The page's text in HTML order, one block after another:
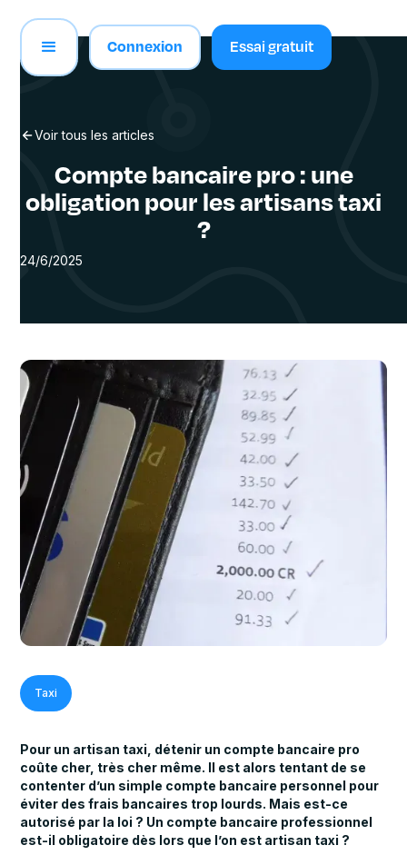
Connexion Essai gratuit
Voir tous les articles
Compte bancaire pro : une
obligation pour les artisans taxi
?
24/6/2025
Taxi
Pour un artisan taxi, détenir un compte bancaire pro
coûte cher, très cher même. Il est alors tentant de se
contenter d’un simple compte bancaire personnel pour
éviter des frais bancaires trop lourds. Mais est-ce
autorisé par la loi ? Un compte bancaire professionnel
est-il obligatoire dès lors que l’on est artisan taxi ?